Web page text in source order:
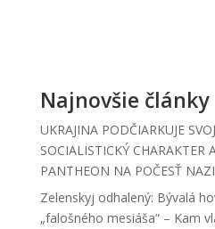
Najnovšie články
UKRAJINA PODČIARKUJE
SOCIALISTICKÝ CHARAKTER
PANTHEON NA POČESŤ
Zelenskyj odhalený: Bývalá
„falošného mesiáša“ – Kam